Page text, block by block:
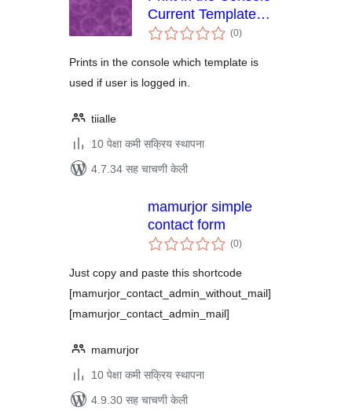
Current Template
URI
(0एकूण
मूल्यांकन
)
Prints in the console which template is
used if user is logged in.
tiialle
10 पेक्षा कमी सक्रिय स्थापना
4.7.34 सह चाचणी केली
mamurjor simple
contact form
(0एकूण
मूल्यांकन
)
Just copy and paste this shortcode
[mamurjor_contact_admin_without_mail]
[mamurjor_contact_admin_mail]
mamurjor
10 पेक्षा कमी सक्रिय स्थापना
4.9.30 सह चाचणी केली